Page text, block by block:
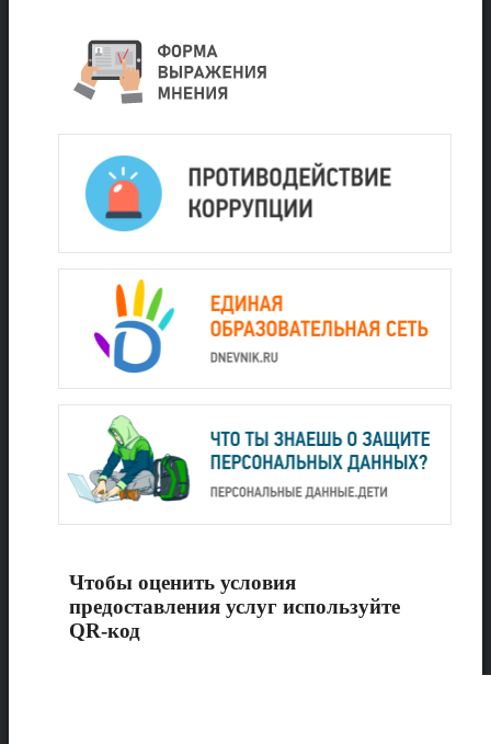
Чтобы оценить условия
предоставления услуг используйте
QR-код